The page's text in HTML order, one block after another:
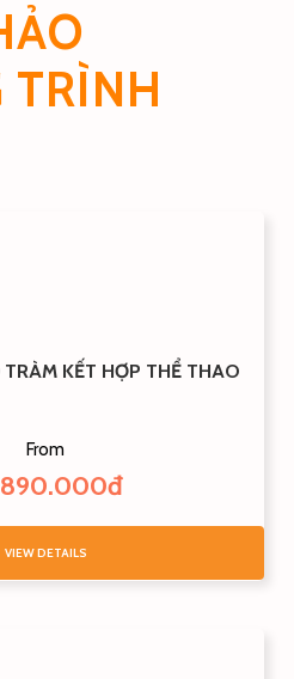
TRÌNH
KẾT HỢP THỂ THAO
From
VIEW DETAILS